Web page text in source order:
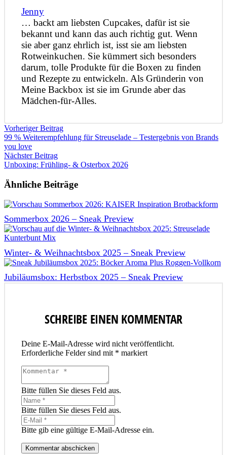
Jenny
… backt am liebsten Cupcakes, dafür ist sie
bekannt und kann das auch richtig gut. Wenn
sie aber ganz ehrlich ist, isst sie am liebsten
Rotweinkuchen. Sie kümmert sich besonders
darum, tolle Produkte für die Boxen zu finden
und Rezepte zu entwickeln. Als Gründerin von
Meine Backbox ist sie im Grunde aber das
Mädchen-für-Alles.
Vorheriger Beitrag
99 % Weiterempfehlung für Streuselade – Testergebnis von Brands
you love
Nächster Beitrag
Unboxing: Frühling- & Osterbox 2026
Ähnliche Beiträge
Sommerbox 2026 – Sneak Preview
Winter- & Weihnachtsbox 2025 – Sneak Preview
Jubiläumsbox: Herbstbox 2025 – Sneak Preview
SCHREIBE EINEN KOMMENTAR
Deine E-Mail-Adresse wird nicht veröffentlicht.
Erforderliche Felder sind mit * markiert
Bitte füllen Sie dieses Feld aus.
Bitte füllen Sie dieses Feld aus.
Bitte gib eine gültige E-Mail-Adresse ein.
Kommentar abschicken